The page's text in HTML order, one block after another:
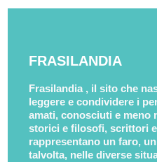
FRASILANDIA
Frasilandia , il sito che
leggere e condividere i
amati, conosciuti e meno
storici e filosofi, scrittori
rappresentano un faro,
talvolta, nelle diverse